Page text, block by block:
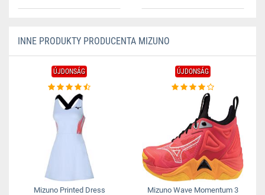
INNE PRODUKTY PRODUCENTA MIZUNO
ÚJDONSÁG
Mizuno Printed Dress
ÚJDONSÁG
Mizuno Wave Momentum 3